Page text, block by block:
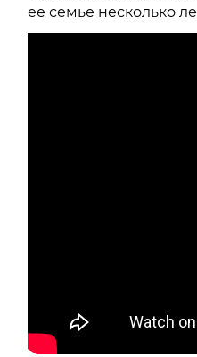
ее семье несколько